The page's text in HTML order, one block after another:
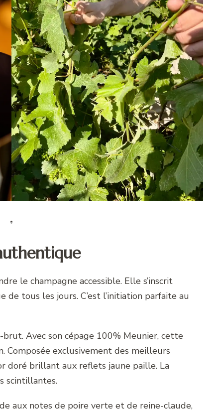
le champagne accessible. Elle s’inscrit
tous les jours. C’est l’initiation parfaite au
Avec son cépage 100% Meunier, cette
Composée exclusivement des meilleurs
doré brillant aux reflets jaune paille. La
scintillantes.
aux notes de poire verte et de reine-claude,